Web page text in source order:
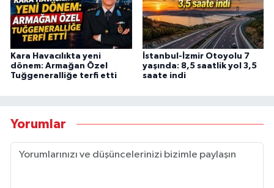
Kara Havacılıkta yeni
dönem: Armağan Özel
Tuğgeneralliğe terfi etti
İstanbul-İzmir Otoyolu 7
yaşında: 8,5 saatlik yol 3,5
saate indi
Yorumlar